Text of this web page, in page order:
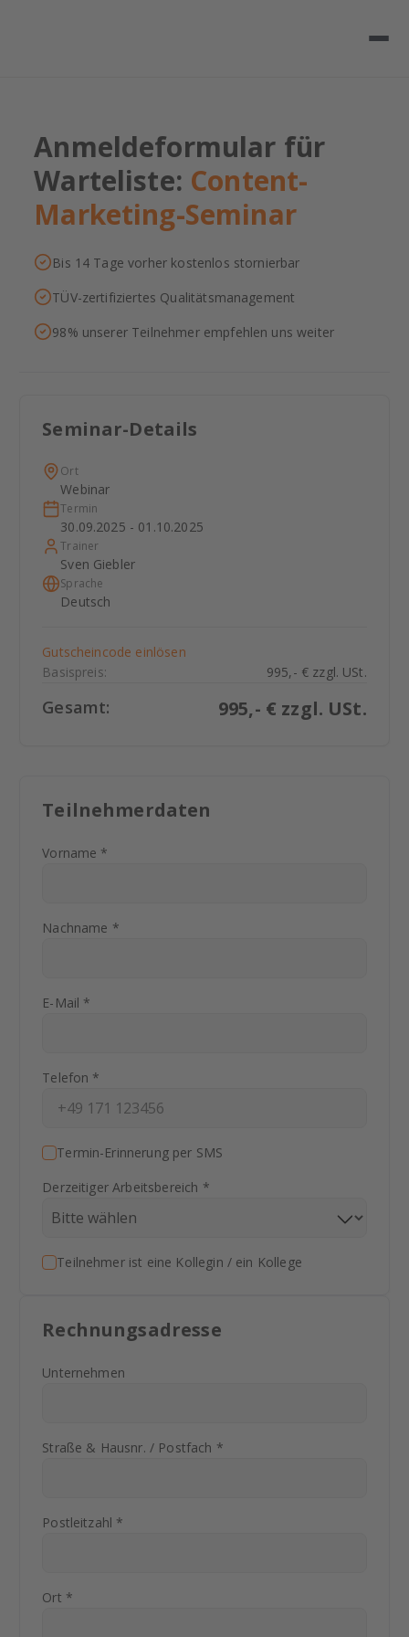
Anmeldeformular für
Warteliste: Content-
Marketing-Seminar
Bis 14 Tage vorher kostenlos stornierbar
TÜV-zertifiziertes Qualitätsmanagement
98% unserer Teilnehmer empfehlen uns weiter
Seminar-Details
Ort
Webinar
Termin
30.09.2025 - 01.10.2025
Trainer
Sven Giebler
Sprache
Deutsch
Gutscheincode einlösen
Basispreis:
995,- € zzgl. USt.
Gesamt: 995,- € zzgl. USt.
Teilnehmerdaten
Vorname *
Nachname *
E-Mail *
Telefon *
Termin-Erinnerung per SMS
Derzeitiger Arbeitsbereich *
Teilnehmer ist eine Kollegin / ein Kollege
Rechnungsadresse
Unternehmen
Straße & Hausnr. / Postfach *
Postleitzahl *
Ort *